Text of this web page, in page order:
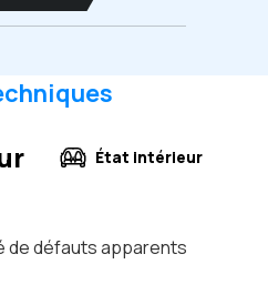
État intérieur
de défauts apparents